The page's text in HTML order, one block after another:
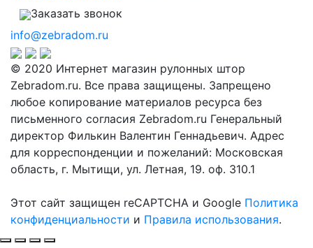
Заказать звонок
info@zebradom.ru
© 2020 Интернет магазин рулонных штор
Zebradom.ru. Все права защищены. Запрещено
любое копирование материалов ресурса без
письменного согласия Zebradom.ru Генеральный
директор Филькин Валентин Геннадьевич. Адрес
для корреспонденции и пожеланий: Московская
область, г. Мытищи, ул. Летная, 19. оф. 310.1
Этот сайт защищен reCAPTCHA и Google Политика
конфиденциальности и Правила использования.